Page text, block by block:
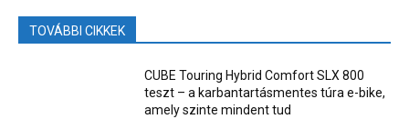
TOVÁBBI CIKKEK
CUBE Touring Hybrid Comfort SLX 800
teszt – a karbantartásmentes túra e-bike,
amely szinte mindent tud